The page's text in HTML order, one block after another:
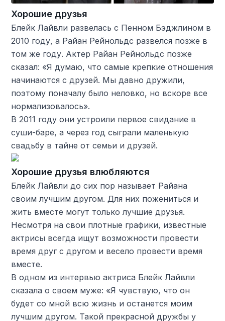
Хорошие друзья
Блейк Лайвли развелась с Пенном Бэджлином в
2010 году, а Райан Рейнольдс развелся позже в
том же году. Актер Райан Рейнольдс позже
сказал: «Я думаю, что самые крепкие отношения
начинаются с друзей. Мы давно дружили,
поэтому поначалу было неловко, но вскоре все
нормализовалось».
В 2011 году они устроили первое свидание в
суши-баре, а через год сыграли маленькую
свадьбу в тайне от семьи и друзей.
Хорошие друзья влюбляются
Блейк Лайвли до сих пор называет Райана
своим лучшим другом. Для них пожениться и
жить вместе могут только лучшие друзья.
Несмотря на свои плотные графики, известные
актрисы всегда ищут возможности провести
время друг с другом и весело провести время
вместе.
В одном из интервью актриса Блейк Лайвли
сказала о своем муже: «Я чувствую, что он
будет со мной всю жизнь и останется моим
лучшим другом. Такой прекрасной дружбы у